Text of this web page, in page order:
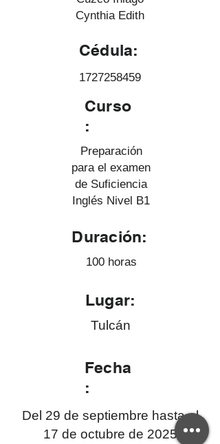
Cynthia Edith
Cédula:
1727258459
Curso
:
Preparación
para el examen
de Suficiencia
Inglés Nivel B1
Duración:
100 horas
Lugar:
Tulcán
Fecha
:
Del 29 de septiembre hasta el
17 de octubre de 2025